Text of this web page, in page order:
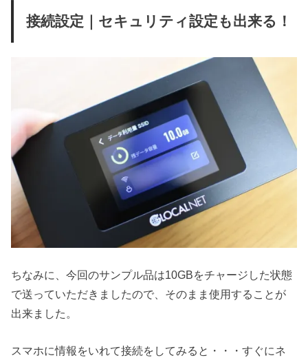
接続設定｜セキュリティ設定も出来る！
ちなみに、今回のサンプル品は10GBをチャージした状態
で送っていただきましたので、そのまま使用することが
出来ました。
スマホに情報をいれて接続をしてみると・・・すぐにネ